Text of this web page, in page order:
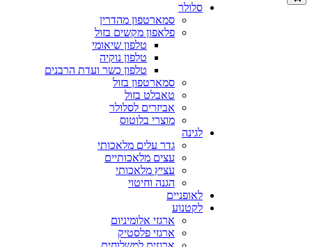
סלולר
סמארטפון מהדרין
פלאפון מקשים בזול
טלפון שיאומי
טלפון נוקיה
טלפון כשר ועדת הרבנים
סמארטפון בזול
טאבלט בזול
אביזרים לסלולר
מוצרי בלוטוס
לגינה
גדר עלים מלאכותי
עצים מלאכותיים
עציץ מלאכותי
הגנה וחיטוי
לאופניים
לקטנוע
ארגזי אלומיניום
ארגזי פלסטיק